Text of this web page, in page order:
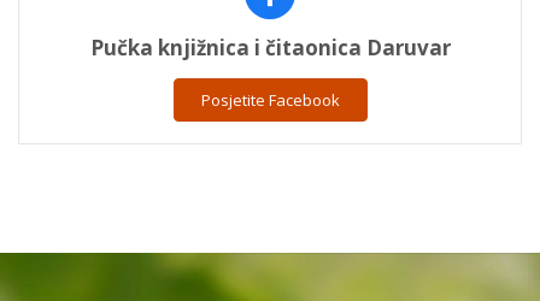
Pučka knjižnica i čitaonica Daruvar
Posjetite Facebook